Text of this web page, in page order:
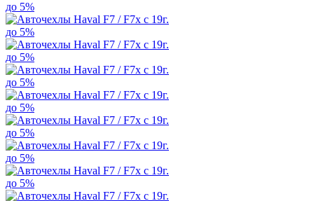
до 5%
до 5%
до 5%
до 5%
до 5%
до 5%
до 5%
до 5%